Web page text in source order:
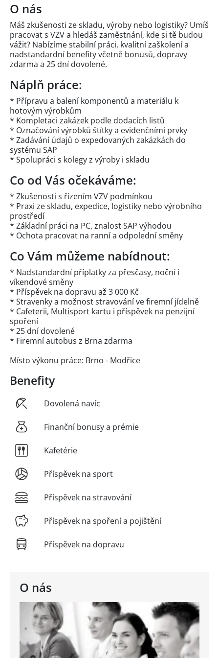
O nás
O nás
Máš zkušenosti ze skladu, výroby nebo logistiky? Umíš
pracovat s VZV a hledáš zaměstnání, kde si tě budou
vážit? Nabízíme stabilní práci, kvalitní zaškolení a
nadstandardní benefity včetně bonusů, dopravy
zdarma a 25 dní dovolené.
Náplň práce:
* Přípravu a balení komponentů a materiálu k
hotovým výrobkům
* Kompletaci zakázek podle dodacích listů
* Označování výrobků štítky a evidenčními prvky
* Zadávání údajů o expedovaných zakázkách do
systému SAP
* Spolupráci s kolegy z výroby i skladu
Co od Vás očekáváme:
* Zkušenosti s řízením VZV podmínkou
* Praxi ze skladu, expedice, logistiky nebo výrobního
prostředí
* Základní práci na PC, znalost SAP výhodou
* Ochota pracovat na ranní a odpolední směny
Co Vám můžeme nabídnout:
* Nadstandardní příplatky za přesčasy, noční i
víkendové směny
* Příspěvek na dopravu až 3 000 Kč
* Stravenky a možnost stravování ve firemní jídelně
* Cafeterii, Multisport kartu i příspěvek na penzijní
spoření
* 25 dní dovolené
* Firemní autobus z Brna zdarma
Místo výkonu práce: Brno - Modřice
Benefity
Dovolená navíc
Finanční bonusy a prémie
Kafetérie
Příspěvek na sport
Příspěvek na stravování
Příspěvek na spoření a pojištění
Příspěvek na dopravu